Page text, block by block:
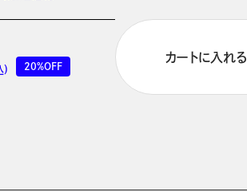
20%OFF
)
カートに入れる